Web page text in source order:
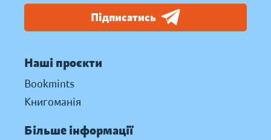
Підписатись
Наші проєкти
Bookmints
Книгоманія
Більше інформації